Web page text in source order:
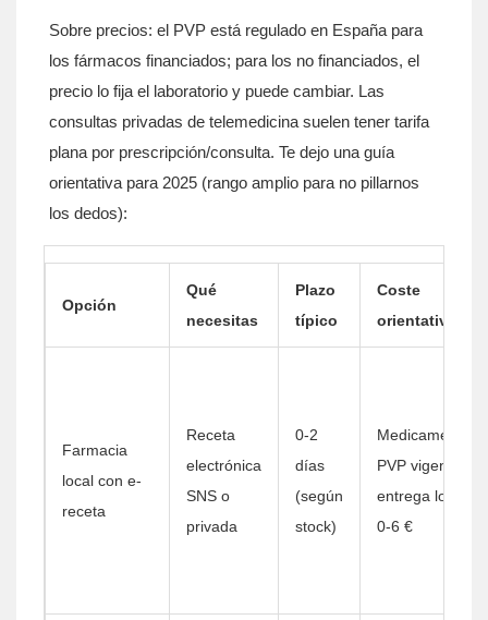
Sobre precios: el PVP está regulado en España para
los fármacos financiados; para los no financiados, el
precio lo fija el laboratorio y puede cambiar. Las
consultas privadas de telemedicina suelen tener tarifa
plana por prescripción/consulta. Te dejo una guía
orientativa para 2025 (rango amplio para no pillarnos
los dedos):
Opción
Qué
necesitas
Plazo
típico
Coste
orientativo
Farmacia
local con e-
receta
Receta
electrónica
SNS o
privada
0-2
días
(según
stock)
Medicamento:
PVP vigente;
entrega local:
0-6 €